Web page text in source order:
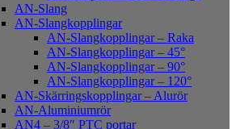
AN-Slang
AN-Slangkopplingar
AN-Slangkopplingar – Raka
AN-Slangkopplingar – 45°
AN-Slangkopplingar – 90°
AN-Slangkopplingar – 120°
AN-Skärringskopplingar – Alurör
AN-Aluminiumrör
AN4 – 3/8″ PTC portar